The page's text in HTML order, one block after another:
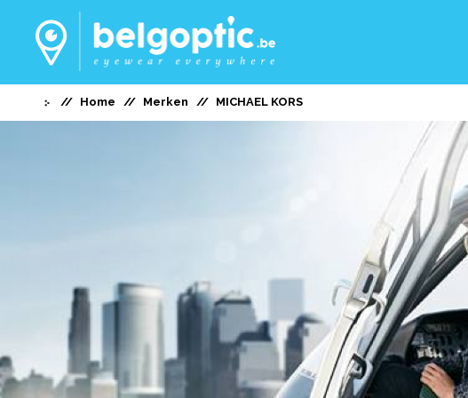
Home Merken MICHAEL KORS